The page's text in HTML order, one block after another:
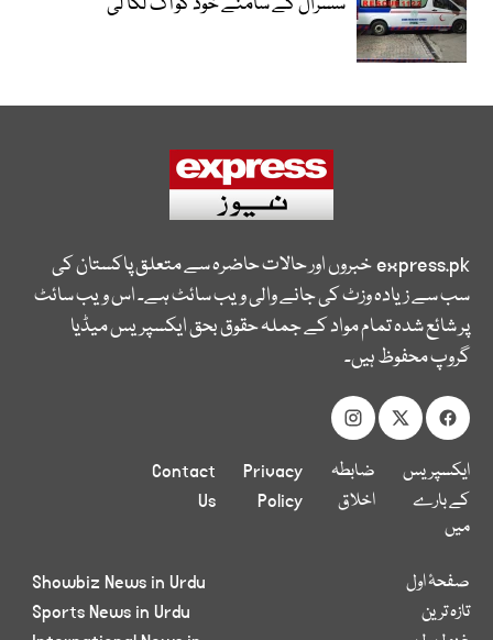
express.pkخبروں اور حالات حاضرہ سے متعلق پاکستان کی
سب سے زیادہ وزٹ کی جانے والی ویب سائٹ ہے۔ اس ویب سائٹ
پر شائع شدہ تمام مواد کے جملہ حقوق بحق ایکسپریس میڈیا
گروپ محفوظ ہیں۔
ایکسپریس
کے بارے
میں
ضابطہ
اخلاق
Privacy
Policy
Contact
Us
صفحۂ اول
تازہ ترین
Showbiz News in Urdu
Sports News in Urdu